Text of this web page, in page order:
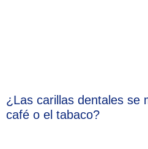
¿Las carillas dentales se
café o el tabaco?